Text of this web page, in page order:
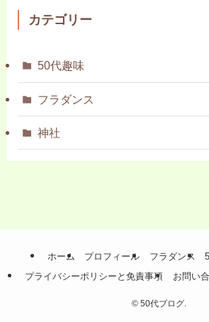
カテゴリー
50代趣味
フラダンス
神社
ホーム プロフィール フラダンス
プライバシーポリシーと免責事項
お問い
©50代ブログ.